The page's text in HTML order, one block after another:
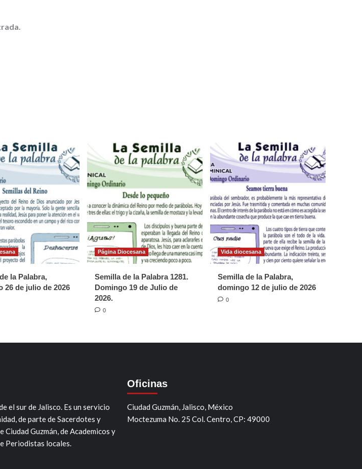
la Palabra,
26 de julio de 2026
Página Diocesana
Semilla de la Palabra 1281.
Domingo 19 de Julio de
2026.
0
Vida diocesana
Semilla de la Palabra,
domingo 12 de julio de 2026
0
el sur de Jalisco. Es un servicio
de parte de Sacerdotes y
Ciudad Guzmán, de Academicos y
Periodistas locales.
Oficinas
Ciudad Guzmán, Jalisco, México
Moctezuma No. 25 Col. Centro, CP: 49000